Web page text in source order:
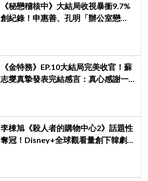
《秘戀稽核中》大結局收視暴衝9.7%
創紀錄！申惠善、孔明「辦公室戀
《金特務》EP.10大結局完美收官！蘇
志燮真摯發表完結感言：真心感謝一
李棟旭《殺人者的購物中心2》話題性
奪冠！Disney+全球觀看量創下韓劇新